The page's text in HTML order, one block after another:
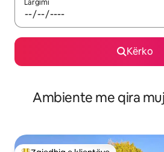
Largimi
Kërko
Ambiente me qira